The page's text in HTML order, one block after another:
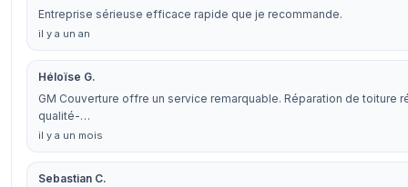
Entreprise sérieuse efficace rapide que je recommande.
il y a un an
Héloïse G.
GM Couverture offre un service remarquable. Réparation de
qualité-…
il y a un mois
Sebastian C.